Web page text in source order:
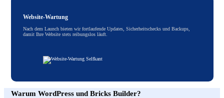
Website-Wartung
Nach dem Launch bieten wir fortlaufende Updates, Sicherheitschecks und Backups,
damit Ihre Website stets reibungslos läuft.
Warum WordPress und Bricks Builder?